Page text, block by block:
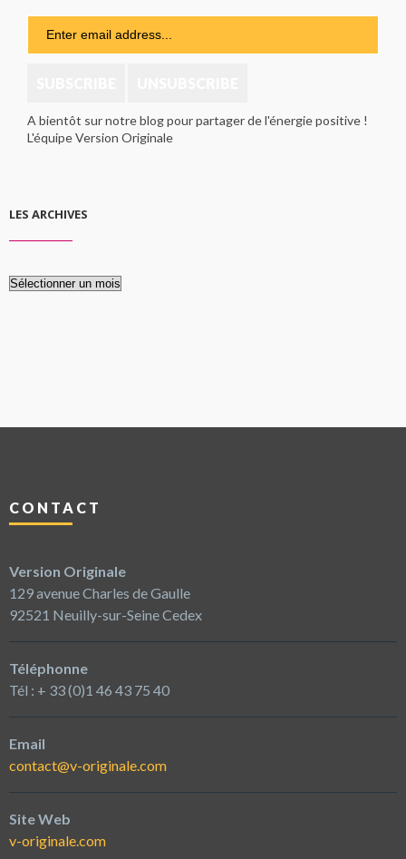
A bientôt sur notre blog pour partager de l'énergie positive !
L'équipe Version Originale
LES ARCHIVES
Les
CONTACT
Version Originale
129 avenue Charles de Gaulle
92521 Neuilly-sur-Seine Cedex
Téléphonne
Tél : + 33 (0)1 46 43 75 40
Email
contact@v-originale.com
Site Web
v-originale.com